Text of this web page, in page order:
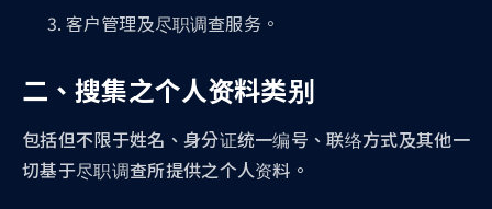
客户管理及尽职调查服务。
二、搜集之个人资料类别
包括但不限于姓名、身分证统一编号、联络方式及其他一
切基于尽职调查所提供之个人资料。